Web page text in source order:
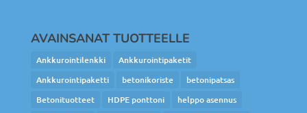
AVAINSANAT TUOTTEELLE
Ankkurointilenkki
Ankkurointipaketit
Ankkurointipaketti
betonikoriste
betonipatsas
Betonituotteet
HDPE ponttoni
helppo asennus